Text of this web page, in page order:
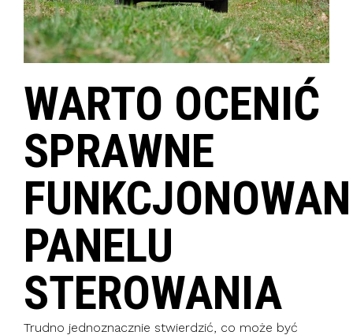
WARTO OCENIĆ
SPRAWNE
PANELU
STEROWANIA
Trudno jednoznacznie stwierdzić, co może być